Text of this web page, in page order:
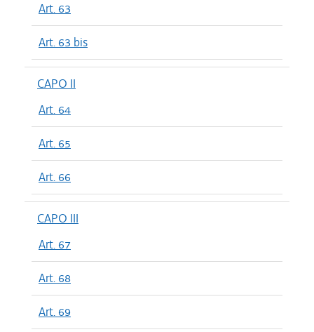
Art. 63
Art. 63 bis
CAPO II
Art. 64
Art. 65
Art. 66
CAPO III
Art. 67
Art. 68
Art. 69